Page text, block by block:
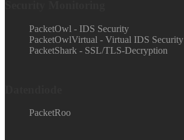
PacketOwl - IDS Security
PacketOwlVirtual - Virtual IDS Security
PacketShark - SSL/TLS-Decryption
PacketRoo